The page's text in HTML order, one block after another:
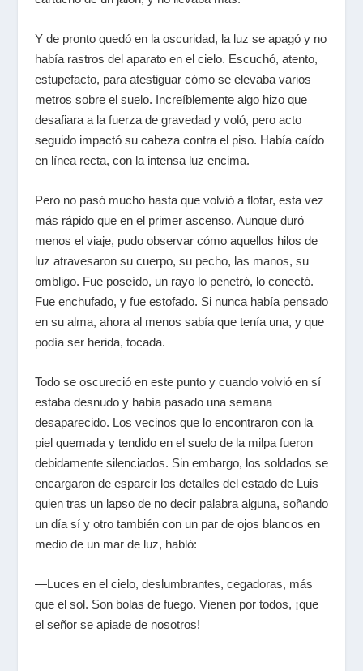
Y de pronto quedó en la oscuridad, la luz se apagó y no
había rastros del aparato en el cielo. Escuchó, atento,
estupefacto, para atestiguar cómo se elevaba varios
metros sobre el suelo. Increíblemente algo hizo que
desafiara a la fuerza de gravedad y voló, pero acto
seguido impactó su cabeza contra el piso. Había caído
en línea recta, con la intensa luz encima.
Pero no pasó mucho hasta que volvió a flotar, esta vez
más rápido que en el primer ascenso. Aunque duró
menos el viaje, pudo observar cómo aquellos hilos de
luz atravesaron su cuerpo, su pecho, las manos, su
ombligo. Fue poseído, un rayo lo penetró, lo conectó.
Fue enchufado, y fue estofado. Si nunca había pensado
en su alma, ahora al menos sabía que tenía una, y que
podía ser herida, tocada.
Todo se oscureció en este punto y cuando volvió en sí
estaba desnudo y había pasado una semana
desaparecido. Los vecinos que lo encontraron con la
piel quemada y tendido en el suelo de la milpa fueron
debidamente silenciados. Sin embargo, los soldados se
encargaron de esparcir los detalles del estado de Luis
quien tras un lapso de no decir palabra alguna, soñando
un día sí y otro también con un par de ojos blancos en
medio de un mar de luz, habló:
—Luces en el cielo, deslumbrantes, cegadoras, más
que el sol. Son bolas de fuego. Vienen por todos, ¡que
el señor se apiade de nosotros!